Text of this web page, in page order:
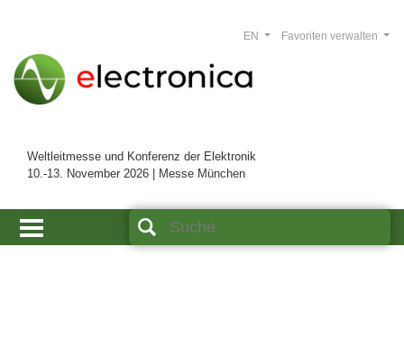
Weltleitmesse und Konferenz der Elektronik
10.-13. November 2026 | Messe München
Favoriten verwalten
EN